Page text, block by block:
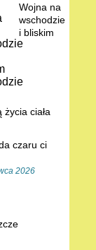
Wojna na
wschodzie
i bliskim
ciała
czaru ci
2026